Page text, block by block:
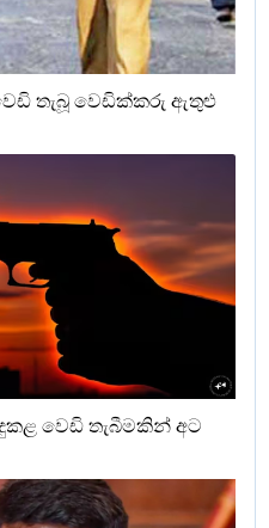
තැබූ වෙඩික්කරු ඇතුළු
වෙඩි තැබීමකින් අට